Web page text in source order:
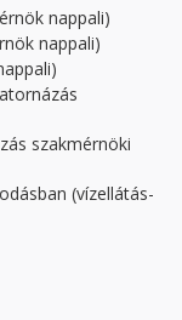
nappali)
nappali)
szakmérnöki
(vízellátás-